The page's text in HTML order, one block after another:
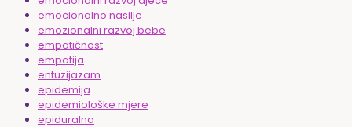
emocionalno nasilje
emozionalni razvoj bebe
empatičnost
empatija
entuzijazam
epidemija
epidemiološke mjere
epiduralna